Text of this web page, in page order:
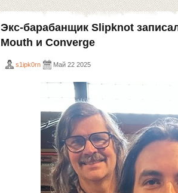
Экс-барабанщик Slipknot
Mouth и Converge
s1ipk0rn Май 22 2025